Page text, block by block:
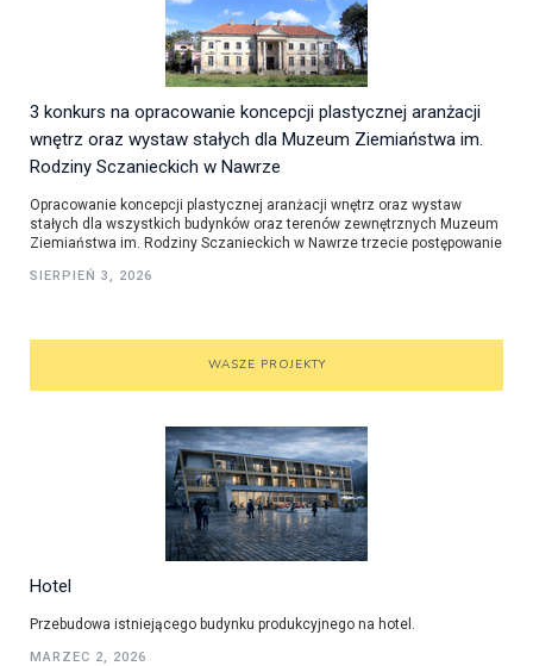
3 konkurs na opracowanie koncepcji plastycznej aranżacji
wnętrz oraz wystaw stałych dla Muzeum Ziemiaństwa im.
Rodziny Sczanieckich w Nawrze
Opracowanie koncepcji plastycznej aranżacji wnętrz oraz wystaw
stałych dla wszystkich budynków oraz terenów zewnętrznych Muzeum
Ziemiaństwa im. Rodziny Sczanieckich w Nawrze trzecie postępowanie
SIERPIEŃ 3, 2026
WASZE PROJEKTY
Hotel
Przebudowa istniejącego budynku produkcyjnego na hotel.
MARZEC 2, 2026